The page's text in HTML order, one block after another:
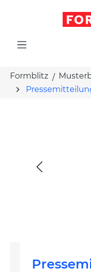
Formblitz